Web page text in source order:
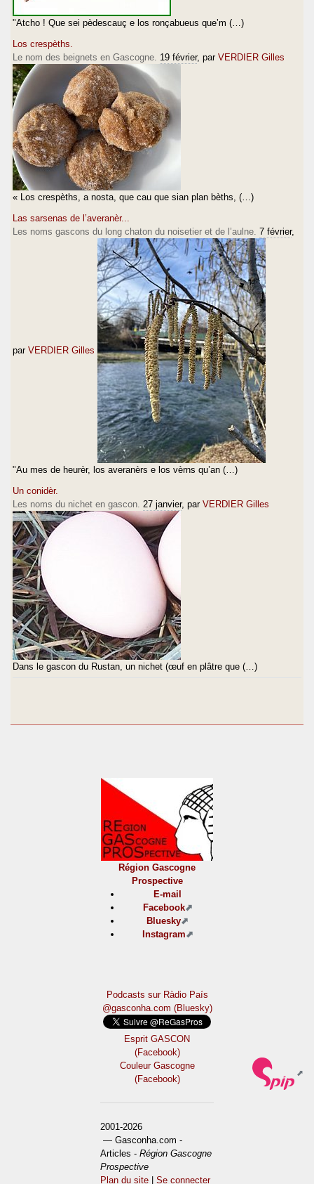
"Atcho ! Que sei pèdescauç e los ronçabueus que’m (…)
Los crespèths.
Le nom des beignets en Gascogne. 19 février, par VERDIER Gilles
« Los crespèths, a nosta, que cau que sian plan bèths, (…)
Las sarsenas de l’averanèr...
Les noms gascons du long chaton du noisetier et de l’aulne. 7 février,
par VERDIER Gilles
"Au mes de heurèr, los averanèrs e los vèrns qu’an (…)
Un conidèr.
Les noms du nichet en gascon. 27 janvier, par VERDIER Gilles
Dans le gascon du Rustan, un nichet (œuf en plâtre que (…)
Région Gascogne
Prospective
E-mail
Facebook
Bluesky
Instagram
Podcasts sur Ràdio País
@gasconha.com (Bluesky)
Esprit GASCON
(Facebook)
Couleur Gascogne
(Facebook)
2001-2026
— Gasconha.com -
Articles -Région Gascogne
Prospective
Plan du site |Se connecter